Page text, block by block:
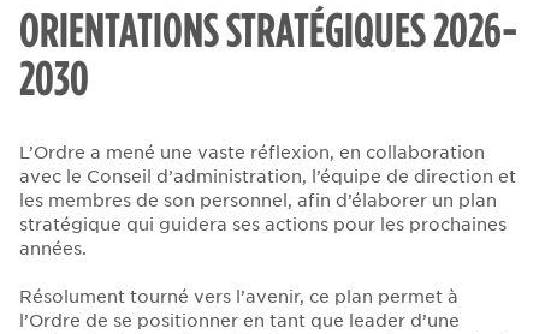
ORIENTATIONS STRATÉGIQUES 2026-
2030
L’Ordre a mené une vaste réflexion, en collaboration
avec le Conseil d’administration, l’équipe de direction et
les membres de son personnel, afin d’élaborer un plan
stratégique qui guidera ses actions pour les prochaines
années.
Résolument tourné vers l’avenir, ce plan permet à
l’Ordre de se positionner en tant que leader d’une